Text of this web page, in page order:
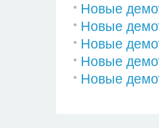
Новые
Новые
Новые
Новые
Новые